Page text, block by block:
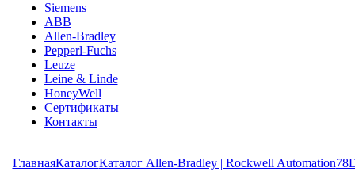
Siemens
ABB
Allen-Bradley
Pepperl-Fuchs
Leuze
Leine & Linde
HoneyWell
Сертификаты
Контакты
ГлавнаяКаталогКаталог Allen-Bradley | Rockwell Automation